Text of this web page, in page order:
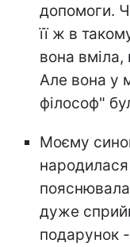
допомоги.
її ж в
вона вміла,
Але вона у
філософ"
Моєму
дуже
подарунок